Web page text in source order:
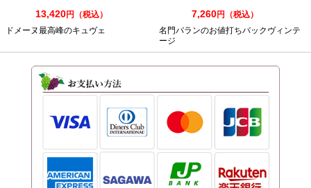
13,420円（税込）
ドメーヌ最高峰のキュヴェ
7,260円（税込）
名門パランのお値打ちバックヴィンテ
ージ